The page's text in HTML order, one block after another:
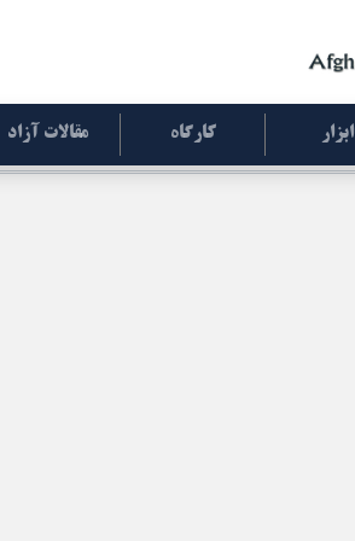
ابزار کارگاه مقالات آزاد